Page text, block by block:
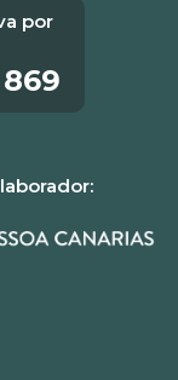
por